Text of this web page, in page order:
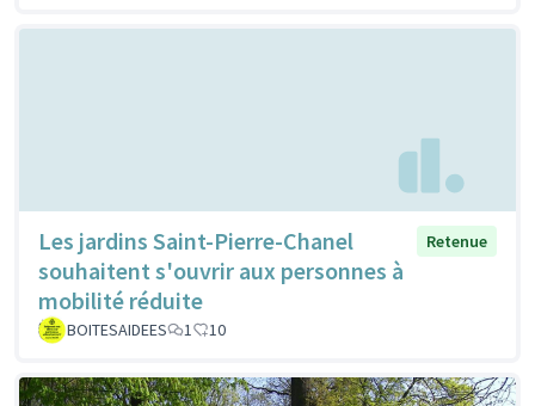
Les jardins Saint-Pierre-Chanel
souhaitent s'ouvrir aux personnes à
mobilité réduite
Retenue
BOITESAIDEES 1 10